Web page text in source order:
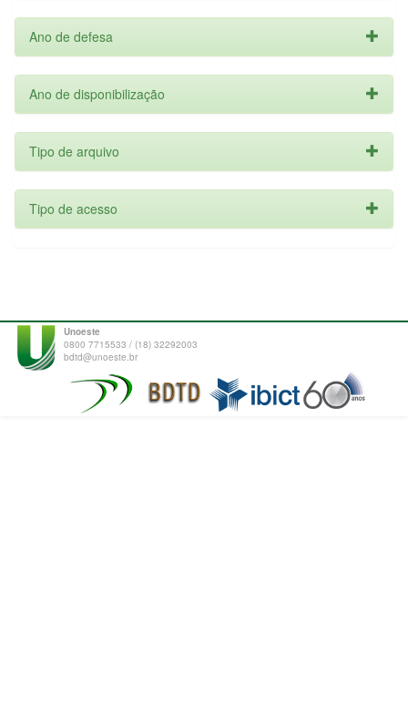
Ano de defesa
Ano de disponibilização
Tipo de arquivo
Tipo de acesso
Unoeste
0800 7715533 / (18) 32292003
bdtd@unoeste.br